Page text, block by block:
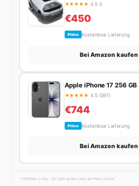
★★★★★ 4.5 ()
€450
Prime Kostenlose Lieferung
Bei Amazon kaufen
Apple iPhone 17 256 GB
★★★★★ 4.5 (597)
€744
Prime Kostenlose Lieferung
Bei Amazon kaufen
* Affiliate-Links – für dich ändert sich am Preis nichts.